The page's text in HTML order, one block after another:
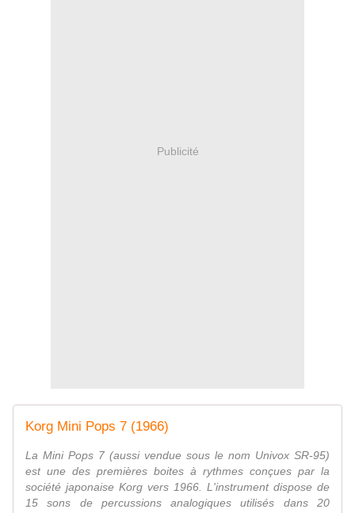
Publicité
Korg Mini Pops 7 (1966)
La Mini Pops 7 (aussi vendue sous le nom Univox SR-95)
est une des premières boites à rythmes conçues par la
société japonaise Korg vers 1966. L'instrument dispose de
15 sons de percussions analogiques utilisés dans 20